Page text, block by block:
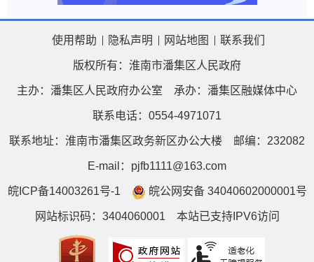
使用帮助 隐私声明 网站地图 联系我们
版权所有：淮南市潘集区人民政府
主办：潘集区人民政府办公室 承办：潘集区融媒体中心
联系电话：0554-4971071
联系地址：淮南市潘集区政务新区办公大楼 邮编：232082
E-mail：pjfb1111@163.com
皖ICP备14003261号-1 皖公网安备 34040602000001号
网站标识码：3404060001 本站已支持IPV6访问